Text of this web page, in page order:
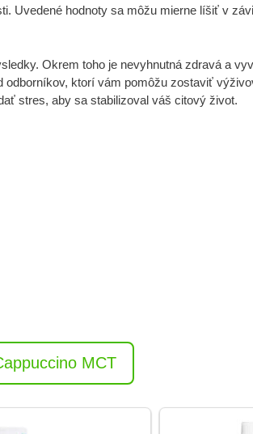
Uvedené hodnoty sa môžu mierne líšiť v
Okrem toho je nevyhnutná zdravá a
ktorí vám pomôžu zostaviť
stres, aby sa stabilizoval váš citový život.
MCT